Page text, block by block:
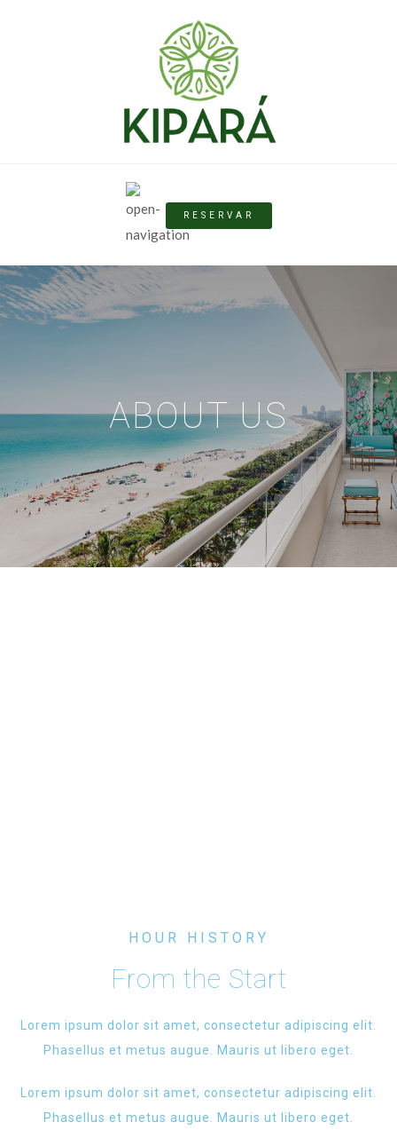
RESERVAR
ABOUT US
HOUR HISTORY
From the Start
Lorem ipsum dolor sit amet, consectetur adipiscing elit.
Phasellus et metus augue. Mauris ut libero eget.
Lorem ipsum dolor sit amet, consectetur adipiscing elit.
Phasellus et metus augue. Mauris ut libero eget.